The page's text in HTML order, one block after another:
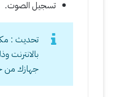
تسجيل الصوت.
تحديث :
بالانترنت
جهازك من